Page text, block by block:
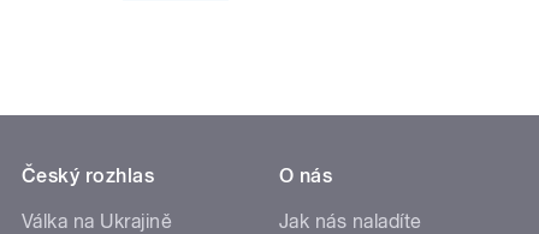
Český rozhlas
Válka na Ukrajině
O nás
Jak nás naladíte